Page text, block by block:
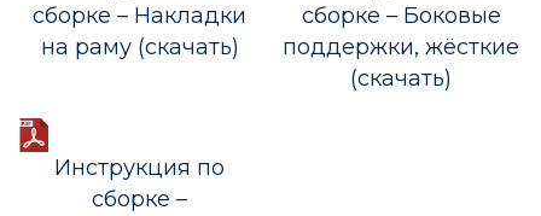
сборке – Накладки
на раму (скачать)
сборке – Боковые
поддержки, жёсткие
(скачать)
Инструкция по
сборке –